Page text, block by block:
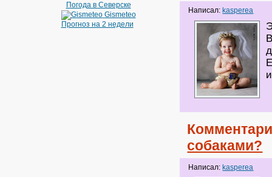
Погода в Северске
Gismeteo
Прогноз на 2 недели
Написал: kasperea
собаками?
Написал: kasperea